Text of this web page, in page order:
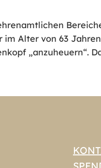
im Alter von 63
„anzuheuern“.